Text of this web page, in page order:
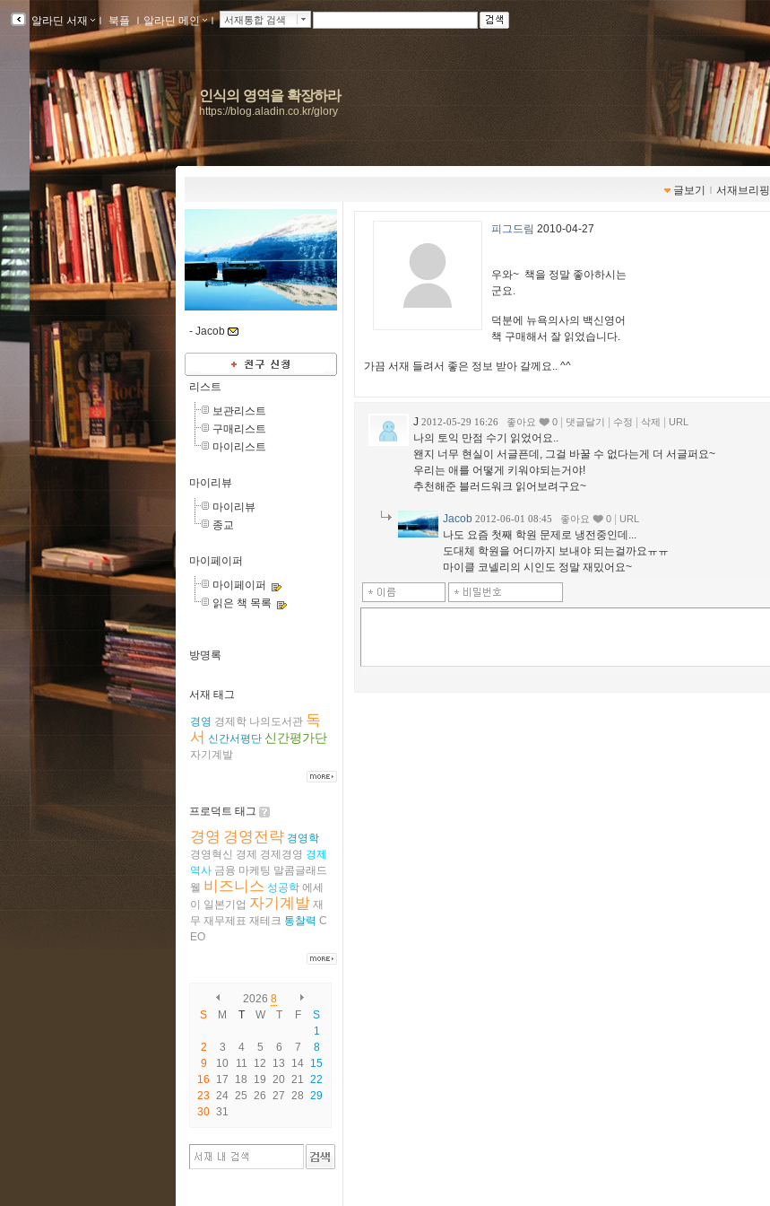
알라딘 서재 ｌ 북플 ｌ알라딘 메인 ｌ 서재통합 검색
인식의 영역을 확장하라
https://blog.aladin.co.kr/glory
글보기 ｌ 서재브리핑
- Jacob
리스트
보관리스트
구매리스트
마이리스트
마이리뷰
마이리뷰
종교
마이페이퍼
마이페이퍼
읽은 책 목록
방명록
서재 태그
경영 경제학 나의도서관 독
서 신간서평단 신간평가단
자기계발
프로덕트 태그
경영 경영전략 경영학
경영혁신 경제 경제경영 경제
역사 금융 마케팅 말콤글래드
웰 비즈니스 성공학 에세
이
일본기업 자기계발 재
무 재무제표 재테크 통찰력 C
EO
2026 8
S
M T W T F
S
1
2
3 4 5 6 7
8
9
10 11 12 13 14 15
16
17 18 19 20 21 22
23 24 25 26 27 28 29
30 31
피그드림 2010-04-27
우와~ 책을 정말 좋아하시는
군요.
덕분에 뉴욕의사의 백신영어
책 구매해서 잘 읽었습니다.
가끔 서재 들려서 좋은 정보 받아 갈께요.. ^^
J 2012-05-29 16:26 좋아요 0 댓글달기 수정 삭제 URL
나의 토익 만점 수기 읽었어요..
왠지 너무 현실이 서글픈데, 그걸 바꿀 수 없다는게 더 서글퍼요~
우리는 애를 어떻게 키워야되는거야!
추천해준 블러드워크 읽어보려구요~
Jacob 2012-06-01 08:45 좋아요 0 URL
나도 요즘 첫째 학원 문제로 냉전중인데...
도대체 학원을 어디까지 보내야 되는걸까요ㅠㅠ
마이클 코넬리의 시인도 정말 재밌어요~